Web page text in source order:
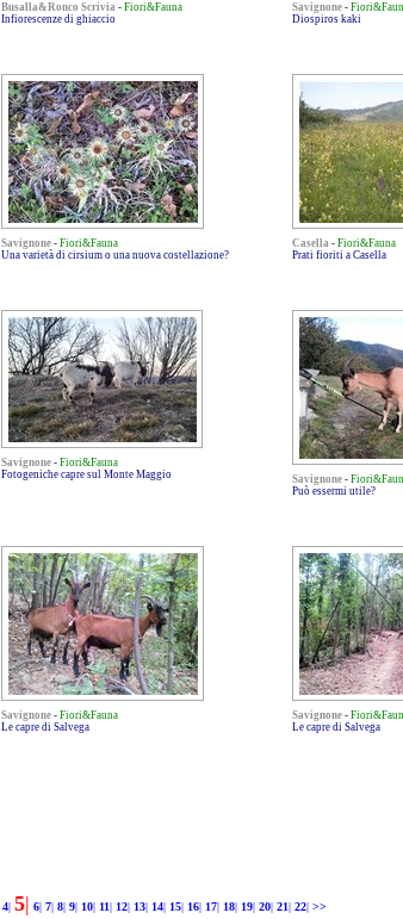
Busalla&Ronco Scrivia - Fiori&Fauna
Infiorescenze di ghiaccio
Savignone -
Diospiros kaki
Savignone - Fiori&Fauna
Una varietà di cirsium o una nuova costellazione?
Casella - Fiori&Fauna
Prati fioriti a Casella
Savignone - Fiori&Fauna
Fotogeniche capre sul Monte Maggio
Savignone -
Può essermi utile?
Savignone - Fiori&Fauna
Le capre di Salvega
Savignone -
Le capre di Salvega
4| 5| 6| 7| 8| 9| 10| 11| 12| 13| 14| 15| 16| 17| 18| 19| 20| 21| 22| >>